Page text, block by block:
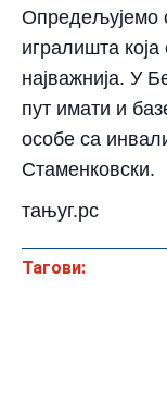
Опредељујемо
игралишта која
најважнија. У
пут имати и
особе са
Стаменковски.
тањуг.рс
Тагови: